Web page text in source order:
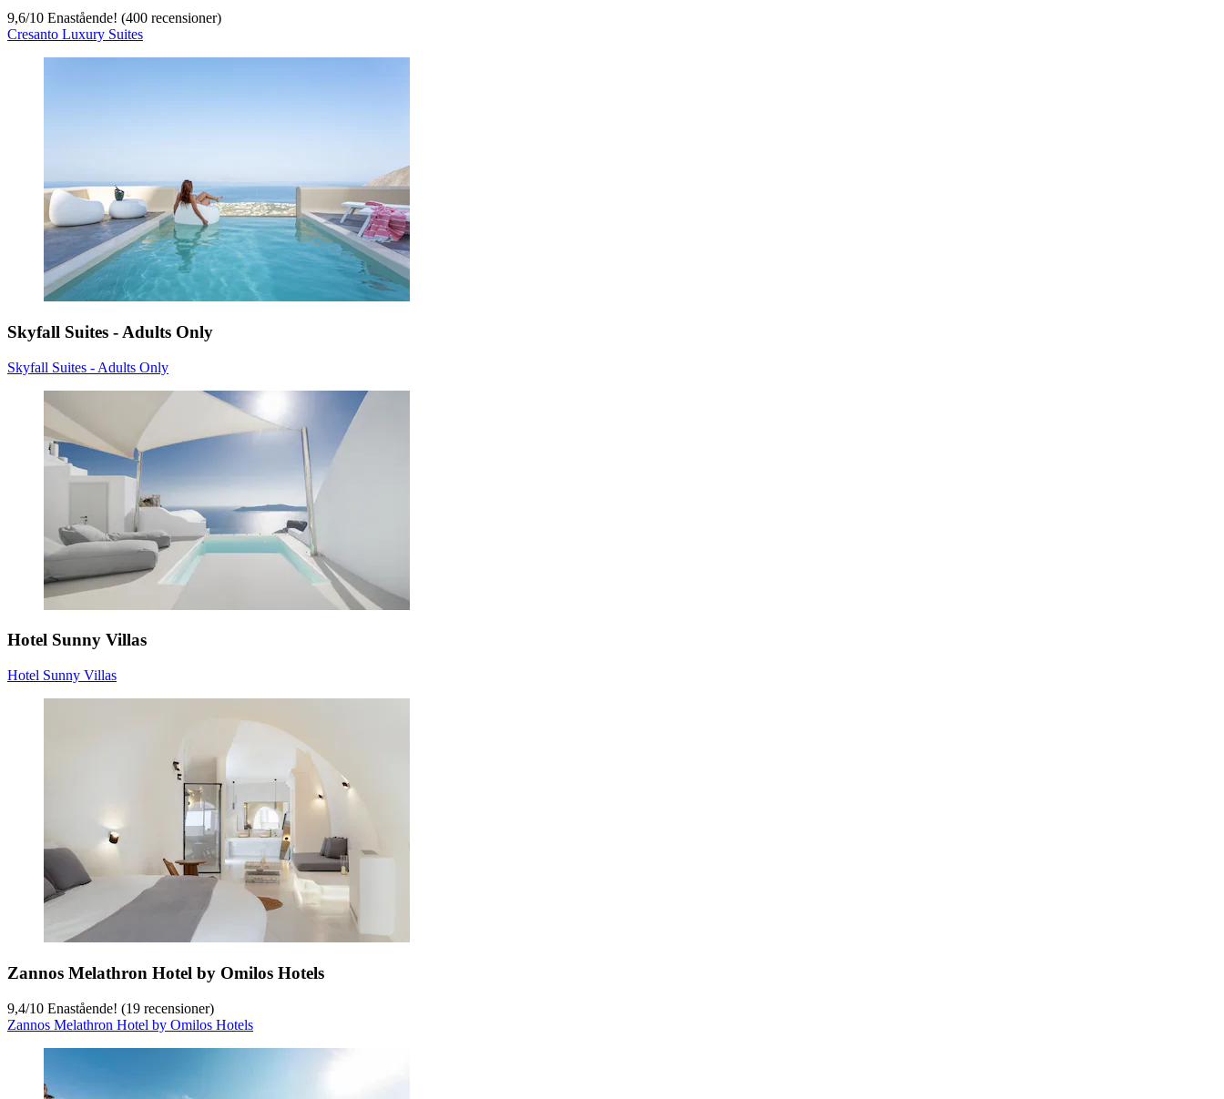
9,6/10 Enastående! (400 recensioner)
Cresanto Luxury Suites
Skyfall Suites - Adults Only
Skyfall Suites - Adults Only
Hotel Sunny Villas
Hotel Sunny Villas
Zannos Melathron Hotel by Omilos Hotels
9,4/10 Enastående! (19 recensioner)
Zannos Melathron Hotel by Omilos Hotels